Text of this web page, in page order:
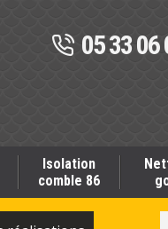
05 33 06
Isolation
comble 86